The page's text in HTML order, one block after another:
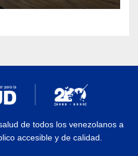
de todos los venezolanos a
accesible y de calidad.